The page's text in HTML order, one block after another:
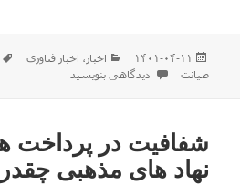
ارسال
شده
۱۴۰۱-۰۴-۱۱ دسته‌ها
اخبار ، اخبار فناوری
صیانت
برای طرح صیانت (خیانت) به
دیدگاهی بنویسید
شفافیت در پرداخت
نهاد های مذهبی